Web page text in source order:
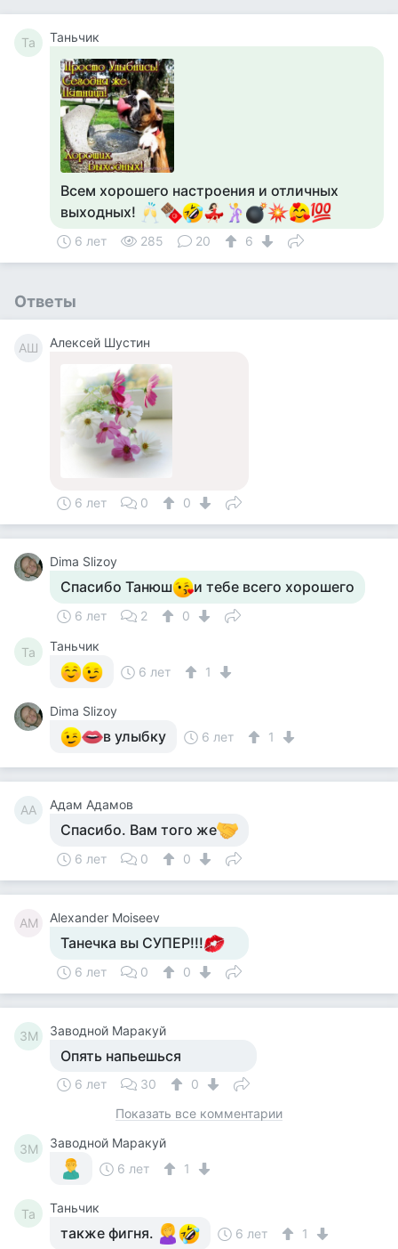
Та Таньчик
Всем хорошего настроения и отличных
выходных!
6 лет 285 20 6
Ответы
АШ Алексей Шустин
6 лет 0 0
Dima Slizoy
Спасибо Танюш и тебе всего хорошего
6 лет 2 0
Та
Таньчик
6 лет
1
Dima Slizoy
в улыбку 6 лет 1
АА Адам Адамов
Спасибо. Вам того же
6 лет 0 0
AM Alexander Moiseev
Танечка вы СУПЕР!!!
6 лет 0 0
ЗМ Заводной Маракуй
Опять напьешься
6 лет 30
0
Показать все комментарии
ЗМ
Заводной Маракуй
6 лет
1
Та Таньчик
также фигня. 6 лет 1